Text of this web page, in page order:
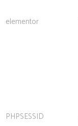
elementor
PHPSESSID